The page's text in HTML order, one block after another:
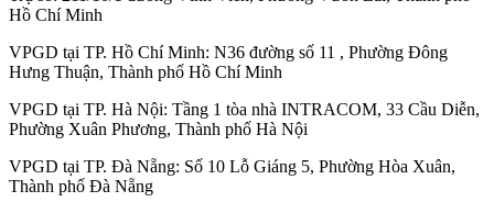
Hồ Chí Minh
VPGD tại TP. Hồ Chí Minh: N36 đường số 11 , Phường Đông
Hưng Thuận, Thành phố Hồ Chí Minh
VPGD tại TP. Hà Nội: Tầng 1 tòa nhà INTRACOM, 33 Cầu Diễn,
Phường Xuân Phương, Thành phố Hà Nội
VPGD tại TP. Đà Nẵng: Số 10 Lỗ Giáng 5, Phường Hòa Xuân,
Thành phố Đà Nẵng